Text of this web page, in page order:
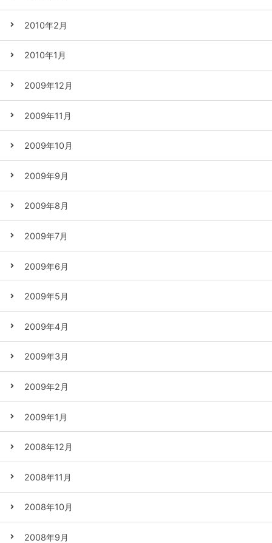
2010年2月
2010年1月
2009年12月
2009年11月
2009年10月
2009年9月
2009年8月
2009年7月
2009年6月
2009年5月
2009年4月
2009年3月
2009年2月
2009年1月
2008年12月
2008年11月
2008年10月
2008年9月